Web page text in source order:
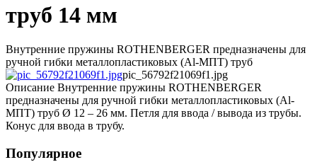
труб 14 мм
Внутренние пружины ROTHENBERGER предназначены для
ручной гибки металлопластиковых (Al-МПТ) труб
pic_56792f21069f1.jpg
Описание Внутренние пружины ROTHENBERGER
предназначены для ручной гибки металлопластиковых (Al-
МПТ) труб Ø 12 – 26 мм. Петля для ввода / вывода из трубы.
Конус для ввода в трубу.
Популярное